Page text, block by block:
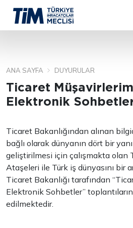
ANA SAYFA DUYURULAR
Ticaret
Elektronik
Ticaret Bakanlığından alınan
bağlı olarak dünyanın dört bir
geliştirilmesi için çalışmakta olan
Ataşeleri ile Türk iş dünyasını bir
Ticaret Bakanlığı tarafından
Elektronik Sohbetler”
edilmektedir.